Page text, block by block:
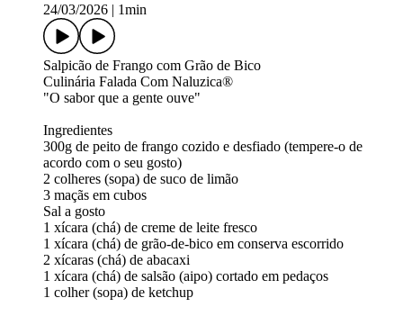
24/03/2026
1min
Salpicão de Frango com Grão de Bico
Culinária Falada Com Naluzica®
"O sabor que a gente ouve"
Ingredientes
300g de peito de frango cozido e desfiado (tempere-o de
acordo com o seu gosto)
2 colheres (sopa) de suco de limão
3 maçãs em cubos
Sal a gosto
1 xícara (chá) de creme de leite fresco
1 xícara (chá) de grão-de-bico em conserva escorrido
2 xícaras (chá) de abacaxi
1 xícara (chá) de salsão (aipo) cortado em pedaços
1 colher (sopa) de ketchup